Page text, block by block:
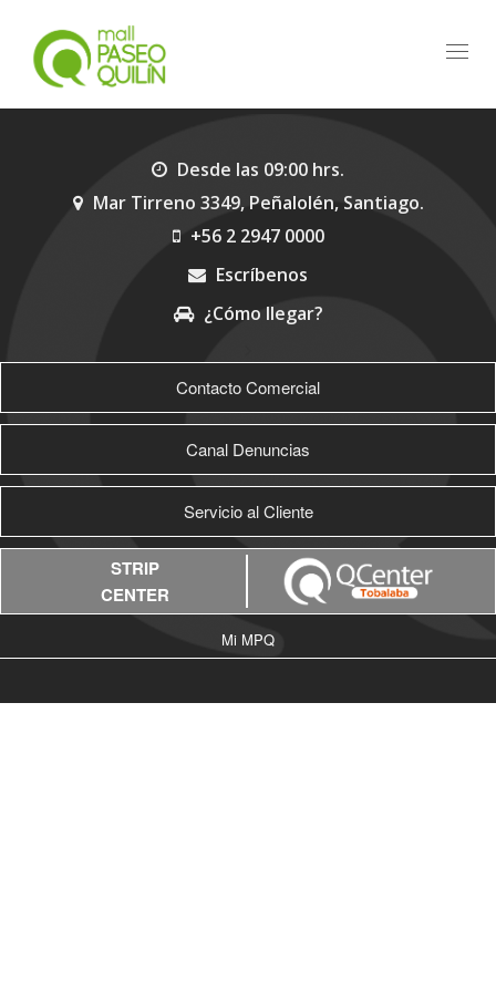
Desde las 09:00 hrs.
Mar Tirreno 3349, Peñalolén, Santiago.
+56 2 2947 0000
Escríbenos
¿Cómo llegar?
Contacto Comercial
Canal Denuncias
Servicio al Cliente
STRIP
CENTER
Mi MPQ